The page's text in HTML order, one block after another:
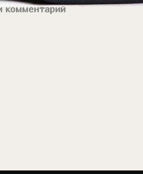
комментарий